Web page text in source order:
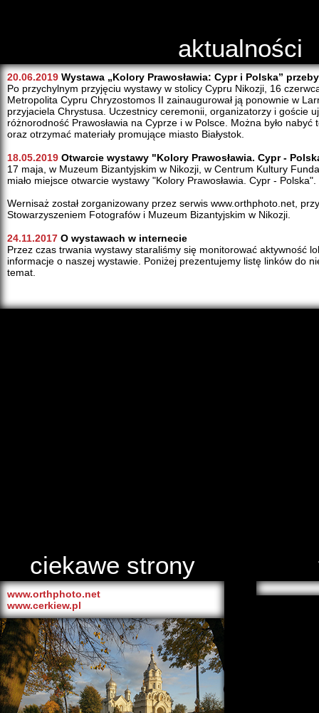
aktualności
20.06.2019 Wystawa „Kolory Prawosławia: Cypr i Polska”
Po przychylnym przyjęciu wystawy w stolicy Cypru Nikozji, 16
Metropolita Cypru Chryzostomos II zainaugurował ją ponownie w
przyjaciela Chrystusa. Uczestnicy ceremonii, organizatorzy i goście
różnorodność Prawosławia na Cyprze i w Polsce. Można było
oraz otrzymać materiały promujące miasto Białystok.
18.05.2019 Otwarcie wystawy "Kolory Prawosławia. Cypr -
17 maja, w Muzeum Bizantyjskim w Nikozji, w Centrum Kultury
miało miejsce otwarcie wystawy "Kolory Prawosławia. Cypr - Polska".
Wernisaż został zorganizowany przez serwis www.orthphoto.net,
Stowarzyszeniem Fotografów i Muzeum Bizantyjskim w Nikozji.
24.11.2017 O wystawach w internecie
Przez czas trwania wystawy staraliśmy się monitorować aktywność
informacje o naszej wystawie. Poniżej prezentujemy listę linków do
temat.
ciekawe strony
www.orthphoto.net
www.cerkiew.pl